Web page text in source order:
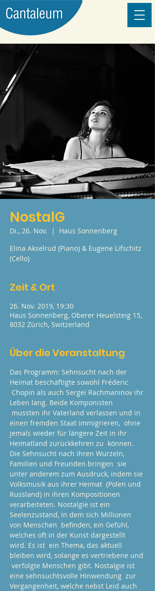
NostalG
Di., 26. Nov.
  |
Haus Sonnenberg
Elina Akselrud (Piano) & Eugene Lifschitz
(Cello)
Zeit & Ort
26. Nov. 2019, 19:30
Haus Sonnenberg, Oberer Heuelsteig 15,
8032 Zürich, Switzerland
Über die Veranstaltung
Das Programm: Sehnsucht nach der
Heimat beschäftigte sowohl Fréderic
Chopin als auch Sergei Rachmaninov ihr
Leben lang. Beide Komponisten
mussten ihr Vaterland verlassen und in
einen fremden Staat immigrieren,  ohne
jemals wieder für längere Zeit in ihr
Heimatland zurückkehren zu  können.
Die Sehnsucht nach ihren Wurzeln,
Familien und Freunden bringen  sie
unter anderem zum Ausdruck, indem sie
Volksmusik aus ihrer Heimat  (Polen und
Russland) in ihren Kompositionen
verarbeiteten. Nostalgie ist ein
Seelenzustand, in dem sich Millionen
von Menschen  befinden, ein Gefühl,
welches oft in der Kunst dargestellt
wird. Es ist  ein Thema, das aktuell
bleiben wird, solange es vertriebene und
verfolgte Menschen gibt. Nostalgie ist
eine sehnsuchtsvolle Hinwendung  zur
Vergangenheit, welche nebst Leid auch